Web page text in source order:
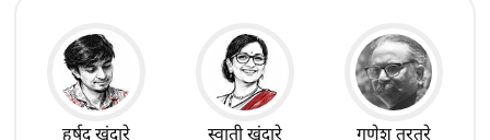
हर्षद खंदारे स्वाती खंदारे गणेश तरतरे